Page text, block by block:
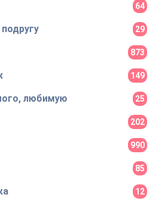
64
29
873
149
любимую 25
202
990
85
12